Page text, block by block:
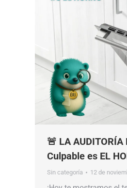
🚨 LA AUDITORÍA
Culpable es EL
Sin categoría 12 de